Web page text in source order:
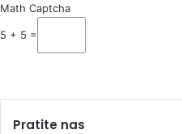
Math Captcha
5 + 5 =
Pratite nas